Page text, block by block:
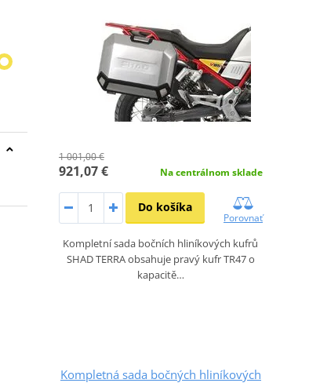
1 001,00 €
921,07 € Na centrálnom sklade
Do košíka
Porovnať
Kompletní sada bočních hliníkových kufrů
SHAD TERRA obsahuje pravý kufr TR47 o
kapacitě…
Kompletná sada bočných hliníkových